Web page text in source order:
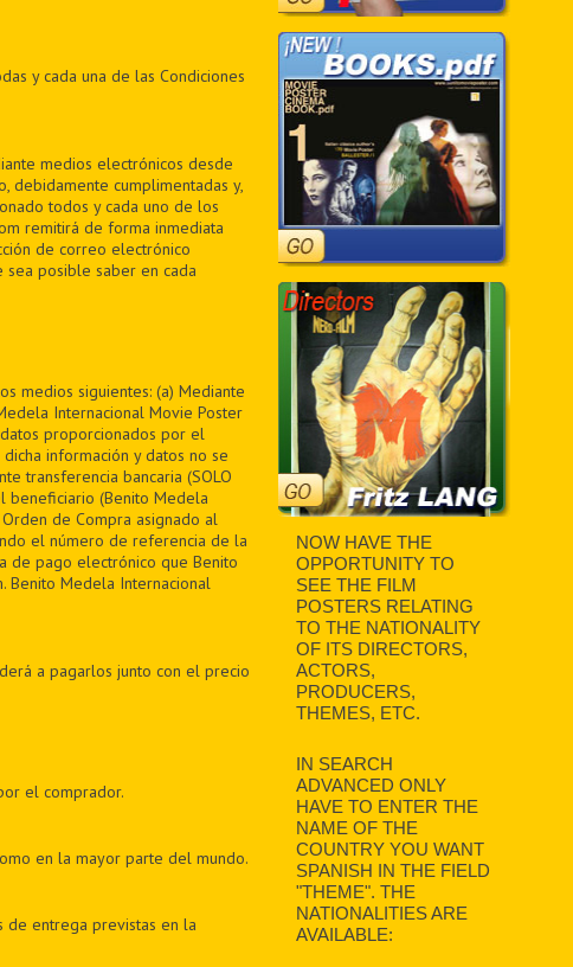
y cada una de las Condiciones
medios electrónicos desde
debidamente cumplimentadas y,
todos y cada uno de los
remitirá de forma inmediata
de correo electrónico
posible saber en cada
medios siguientes: (a) Mediante
Internacional Movie Poster
proporcionados por el
información y datos no se
transferencia bancaria (SOLO
beneficiario (Benito Medela
de Compra asignado al
el número de referencia de la
de pago electrónico que Benito
Benito Medela Internacional
a pagarlos junto con el precio
el comprador.
en la mayor parte del mundo.
de entrega previstas en la
NOW HAVE THE
OPPORTUNITY TO
SEE THE FILM
POSTERS RELATING
TO THE NATIONALITY
OF ITS DIRECTORS,
ACTORS,
PRODUCERS,
THEMES, ETC.
IN SEARCH
ADVANCED ONLY
HAVE TO ENTER THE
NAME OF THE
COUNTRY YOU WANT
SPANISH IN THE FIELD
"THEME". THE
NATIONALITIES ARE
AVAILABLE: